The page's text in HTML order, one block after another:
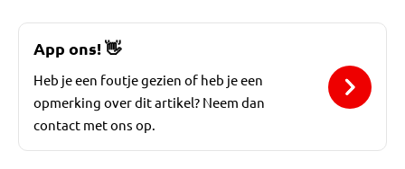
App ons!👋
Heb je een foutje gezien of heb je een
opmerking over dit artikel? Neem dan
contact met ons op.